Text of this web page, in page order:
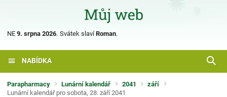
NE 9. srpna 2026. Svátek slavíRoman.
NABÍDKA
Parapharmacy Lunární kalendář 2041
září
Lunární kalendář pro sobota, 28. září 2041